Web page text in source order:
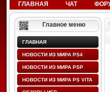
ГЛАВНАЯ ЧАТ
Главное меню
ГЛАВНАЯ
НОВОСТИ ИЗ МИРА PS4
НОВОСТИ ИЗ МИРА PSP
НОВОСТИ ИЗ МИРА PS VITA